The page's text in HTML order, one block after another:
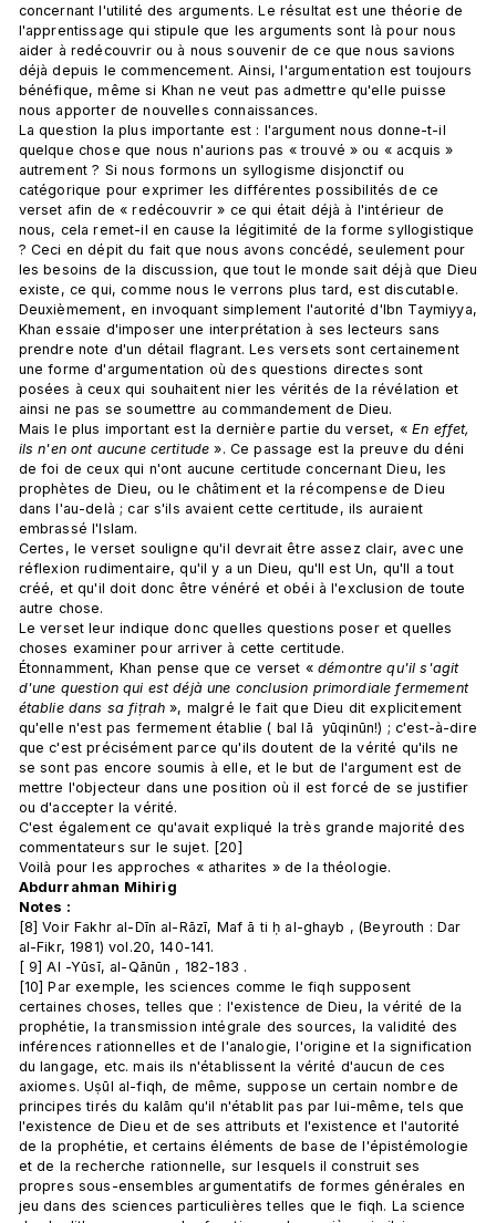
concernant l'utilité des arguments. Le résultat est une théorie de
l'apprentissage qui stipule que les arguments sont là pour nous
aider à redécouvrir ou à nous souvenir de ce que nous savions
déjà depuis le commencement. Ainsi, l'argumentation est toujours
bénéfique, même si Khan ne veut pas admettre qu'elle puisse
nous apporter de nouvelles connaissances.
La question la plus importante est : l'argument nous donne-t-il
quelque chose que nous n'aurions pas « trouvé » ou « acquis »
autrement ? Si nous formons un syllogisme disjonctif ou
catégorique pour exprimer les différentes possibilités de ce
verset afin de « redécouvrir » ce qui était déjà à l'intérieur de
nous, cela remet-il en cause la légitimité de la forme syllogistique
? Ceci en dépit du fait que nous avons concédé, seulement pour
les besoins de la discussion, que tout le monde sait déjà que Dieu
existe, ce qui, comme nous le verrons plus tard, est discutable.
Deuxièmement, en invoquant simplement l'autorité d'Ibn Taymiyya,
Khan essaie d'imposer une interprétation à ses lecteurs sans
prendre note d'un détail flagrant. Les versets sont certainement
une forme d'argumentation où des questions directes sont
posées à ceux qui souhaitent nier les vérités de la révélation et
ainsi ne pas se soumettre au commandement de Dieu.
Mais le plus important est la dernière partie du verset, « En effet,
ils n'en ont aucune certitude ». Ce passage est la preuve du déni
de foi de ceux qui n'ont aucune certitude concernant Dieu, les
prophètes de Dieu, ou le châtiment et la récompense de Dieu
dans l'au-delà ; car s'ils avaient cette certitude, ils auraient
embrassé l'Islam.
Certes, le verset souligne qu'il devrait être assez clair, avec une
réflexion rudimentaire, qu'il y a un Dieu, qu'Il est Un, qu'Il a tout
créé, et qu'il doit donc être vénéré et obéi à l'exclusion de toute
autre chose.
Le verset leur indique donc quelles questions poser et quelles
choses examiner pour arriver à cette certitude.
Étonnamment, Khan pense que ce verset « démontre qu'il s'agit
d'une question qui est déjà une conclusion primordiale fermement
établie dans sa fiṭrah », malgré le fait que Dieu dit explicitement
qu'elle n'est pas fermement établie ( bal lā  yūqinūn!) ; c'est-à-dire
que c'est précisément parce qu'ils doutent de la vérité qu'ils ne
se sont pas encore soumis à elle, et le but de l'argument est de
mettre l'objecteur dans une position où il est forcé de se justifier
ou d'accepter la vérité.
C'est également ce qu'avait expliqué la très grande majorité des
commentateurs sur le sujet. [20]
Voilà pour les approches « atharites » de la théologie.
Abdurrahman Mihirig
Notes :
[8] Voir Fakhr al-Dīn al-Rāzī, Maf ā ti ḥ al-ghayb , (Beyrouth : Dar
al-Fikr, 1981) vol.20, 140-141.
[ 9] Al -Yūsī, al-Qānūn , 182-183 .
[10] Par exemple, les sciences comme le fiqh supposent
certaines choses, telles que : l'existence de Dieu, la vérité de la
prophétie, la transmission intégrale des sources, la validité des
inférences rationnelles et de l'analogie, l'origine et la signification
du langage, etc. mais ils n'établissent la vérité d'aucun de ces
axiomes. Uṣūl al-fiqh, de même, suppose un certain nombre de
principes tirés du kalām qu'il n'établit pas par lui-même, tels que
l'existence de Dieu et de ses attributs et l'existence et l'autorité
de la prophétie, et certains éléments de base de l'épistémologie
et de la recherche rationnelle, sur lesquels il construit ses
propres sous-ensembles argumentatifs de formes générales en
jeu dans des sciences particulières telles que le fiqh. La science